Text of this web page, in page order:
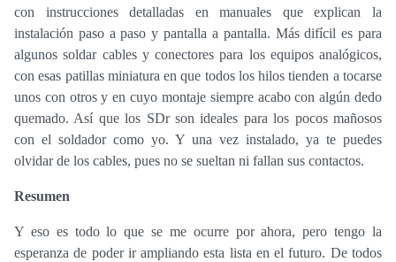
con instrucciones detalladas en manuales que explican la
instalación paso a paso y pantalla a pantalla. Más difícil es para
algunos soldar cables y conectores para los equipos analógicos,
con esas patillas miniatura en que todos los hilos tienden a tocarse
unos con otros y en cuyo montaje siempre acabo con algún dedo
quemado. Así que los SDr son ideales para los pocos mañosos
con el soldador como yo. Y una vez instalado, ya te puedes
olvidar de los cables, pues no se sueltan ni fallan sus contactos.
Resumen
Y eso es todo lo que se me ocurre por ahora, pero tengo la
esperanza de poder ir ampliando esta lista en el futuro. De todos